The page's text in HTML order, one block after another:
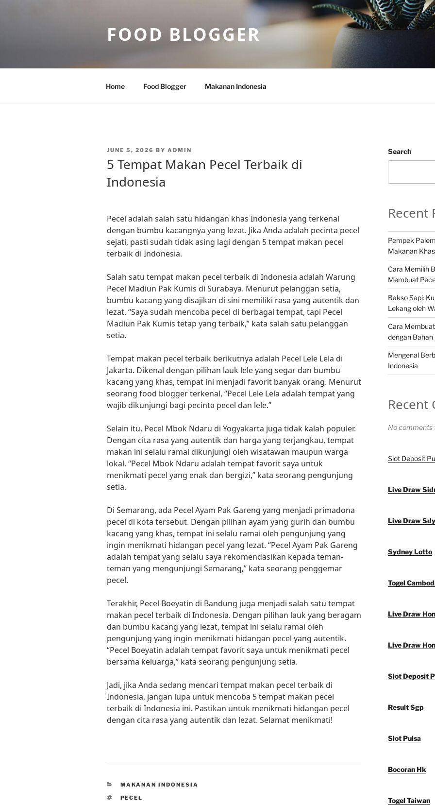
FOOD BLOGGER
Home Food Blogger Makanan Indonesia
POSTED
JUNE 5, 2026 BY ADMIN
5 Tempat Makan Pecel Terbaik di
Indonesia
Pecel adalah salah satu hidangan khas Indonesia yang terkenal
dengan bumbu kacangnya yang lezat. Jika Anda adalah pecinta pecel
sejati, pasti sudah tidak asing lagi dengan 5 tempat makan pecel
terbaik di Indonesia.
Salah satu tempat makan pecel terbaik di Indonesia adalah Warung
Pecel Madiun Pak Kumis di Surabaya. Menurut pelanggan setia,
bumbu kacang yang disajikan di sini memiliki rasa yang autentik dan
lezat. “Saya sudah mencoba pecel di berbagai tempat, tapi Pecel
Madiun Pak Kumis tetap yang terbaik,” kata salah satu pelanggan
setia.
Tempat makan pecel terbaik berikutnya adalah Pecel Lele Lela di
Jakarta. Dikenal dengan pilihan lauk lele yang segar dan bumbu
kacang yang khas, tempat ini menjadi favorit banyak orang. Menurut
seorang food blogger terkenal, “Pecel Lele Lela adalah tempat yang
wajib dikunjungi bagi pecinta pecel dan lele.”
Selain itu, Pecel Mbok Ndaru di Yogyakarta juga tidak kalah populer.
Dengan cita rasa yang autentik dan harga yang terjangkau, tempat
makan ini selalu ramai dikunjungi oleh wisatawan maupun warga
lokal. “Pecel Mbok Ndaru adalah tempat favorit saya untuk
menikmati pecel yang enak dan bergizi,” kata seorang pengunjung
setia.
Di Semarang, ada Pecel Ayam Pak Gareng yang menjadi primadona
pecel di kota tersebut. Dengan pilihan ayam yang gurih dan bumbu
kacang yang khas, tempat ini selalu ramai oleh pengunjung yang
ingin menikmati hidangan pecel yang lezat. “Pecel Ayam Pak Gareng
adalah tempat yang selalu saya rekomendasikan kepada teman-
teman yang mengunjungi Semarang,” kata seorang penggemar
pecel.
Terakhir, Pecel Boeyatin di Bandung juga menjadi salah satu tempat
makan pecel terbaik di Indonesia. Dengan pilihan lauk yang beragam
dan bumbu kacang yang lezat, tempat ini selalu ramai oleh
pengunjung yang ingin menikmati hidangan pecel yang autentik.
“Pecel Boeyatin adalah tempat favorit saya untuk menikmati pecel
bersama keluarga,” kata seorang pengunjung setia.
Jadi, jika Anda sedang mencari tempat makan pecel terbaik di
Indonesia, jangan lupa untuk mencoba 5 tempat makan pecel
terbaik di Indonesia ini. Pastikan untuk menikmati hidangan pecel
dengan cita rasa yang autentik dan lezat. Selamat menikmati!
CATEGORIES
MAKANAN INDONESIA
TAGS
PECEL
Search
Recent
Pempek
Makanan
Cara Memilih
Membuat
Bakso Sapi:
Lekang oleh
Cara
dengan Bahan
Mengenal
Indonesia
Recent
No comments
Slot Deposit
Live Draw
Live Draw Sdy
Sydney Lotto
Togel
Live Draw
Live Draw
Slot Deposit
Result Sgp
Slot Pulsa
Bocoran Hk
Togel Taiwan